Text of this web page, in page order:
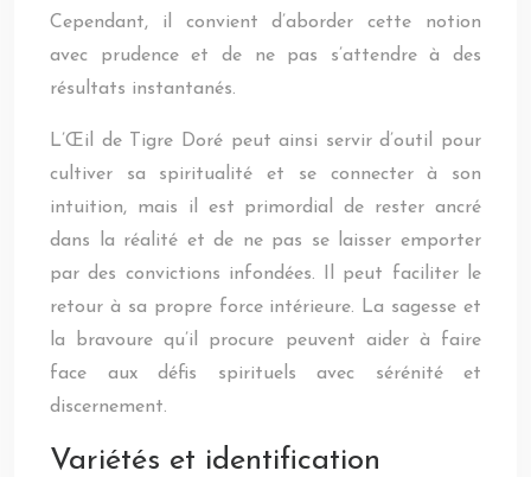
Cependant, il convient d’aborder cette notion
avec prudence et de ne pas s’attendre à des
résultats instantanés.
L’Œil de Tigre Doré peut ainsi servir d’outil pour
cultiver sa spiritualité et se connecter à son
intuition, mais il est primordial de rester ancré
dans la réalité et de ne pas se laisser emporter
par des convictions infondées. Il peut faciliter le
retour à sa propre force intérieure. La sagesse et
la bravoure qu’il procure peuvent aider à faire
face aux défis spirituels avec sérénité et
discernement.
Variétés et identification